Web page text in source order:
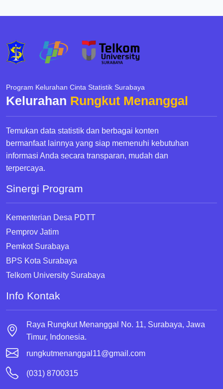
Program Kelurahan Cinta Statistik Surabaya
Kelurahan Rungkut Menanggal
Temukan data statistik dan berbagai konten
bermanfaat lainnya yang siap memenuhi kebutuhan
informasi Anda secara transparan, mudah dan
terpercaya.
Sinergi Program
Kementerian Desa PDTT
Pemprov Jatim
Pemkot Surabaya
BPS Kota Surabaya
Telkom University Surabaya
Info Kontak
Raya Rungkut Menanggal No. 11, Surabaya, Jawa
Timur, Indonesia.
rungkutmenanggal11@gmail.com
(031) 8700315